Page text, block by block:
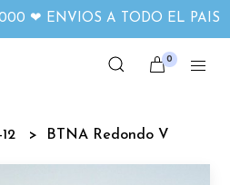
❤ ENVIOS A TODO EL PAIS
0
BTNA Redondo V